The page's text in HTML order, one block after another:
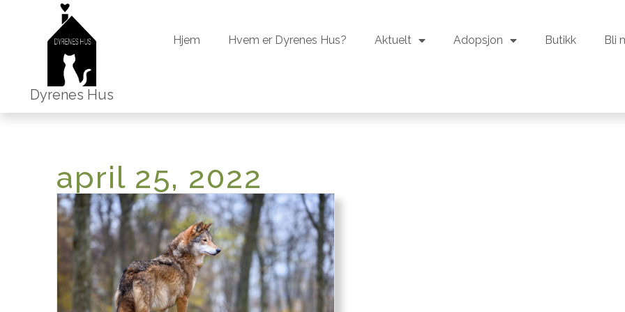
Dyrenes Hus
Hjem Hvem er Dyrenes Hus? Aktuelt Adopsjon Butikk Bli
april 25, 2022